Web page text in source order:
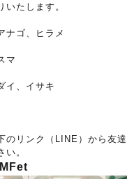
いたします。
ナゴ、ヒラメ
マ
イ、イサキ
のリンク（LINE）から友
い。